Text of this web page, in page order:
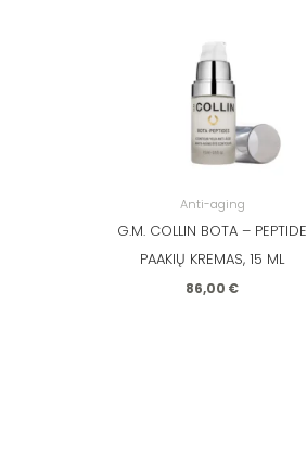
Anti-aging
G.M. COLLIN BOTA – PEPTIDE
PAAKIŲ KREMAS, 15 ML
86,00 €